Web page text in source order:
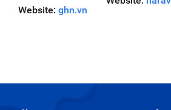
Website: ghn.vn